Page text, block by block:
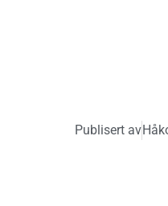
Publisert av